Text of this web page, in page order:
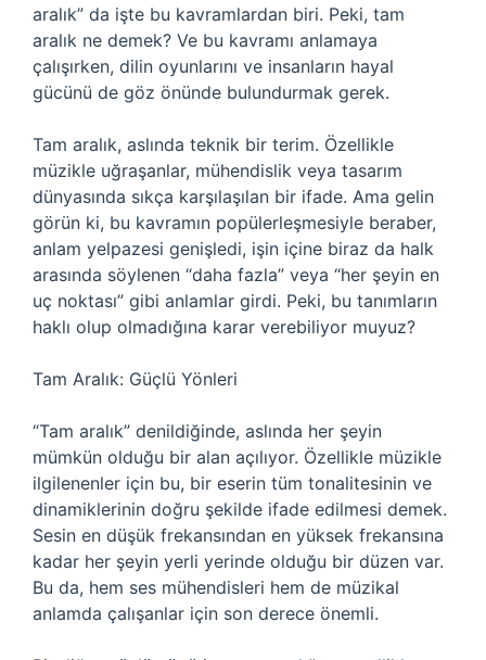
aralık” da işte bu kavramlardan biri. Peki, tam
aralık ne demek? Ve bu kavramı anlamaya
çalışırken, dilin oyunlarını ve insanların hayal
gücünü de göz önünde bulundurmak gerek.
Tam aralık, aslında teknik bir terim. Özellikle
müzikle uğraşanlar, mühendislik veya tasarım
dünyasında sıkça karşılaşılan bir ifade. Ama gelin
görün ki, bu kavramın popülerleşmesiyle beraber,
anlam yelpazesi genişledi, işin içine biraz da halk
arasında söylenen “daha fazla” veya “her şeyin en
uç noktası” gibi anlamlar girdi. Peki, bu tanımların
haklı olup olmadığına karar verebiliyor muyuz?
Tam Aralık: Güçlü Yönleri
“Tam aralık” denildiğinde, aslında her şeyin
mümkün olduğu bir alan açılıyor. Özellikle müzikle
ilgilenenler için bu, bir eserin tüm tonalitesinin ve
dinamiklerinin doğru şekilde ifade edilmesi demek.
Sesin en düşük frekansından en yüksek frekansına
kadar her şeyin yerli yerinde olduğu bir düzen var.
Bu da, hem ses mühendisleri hem de müzikal
anlamda çalışanlar için son derece önemli.